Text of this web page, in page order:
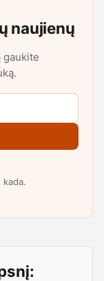
naujienų
gaukite